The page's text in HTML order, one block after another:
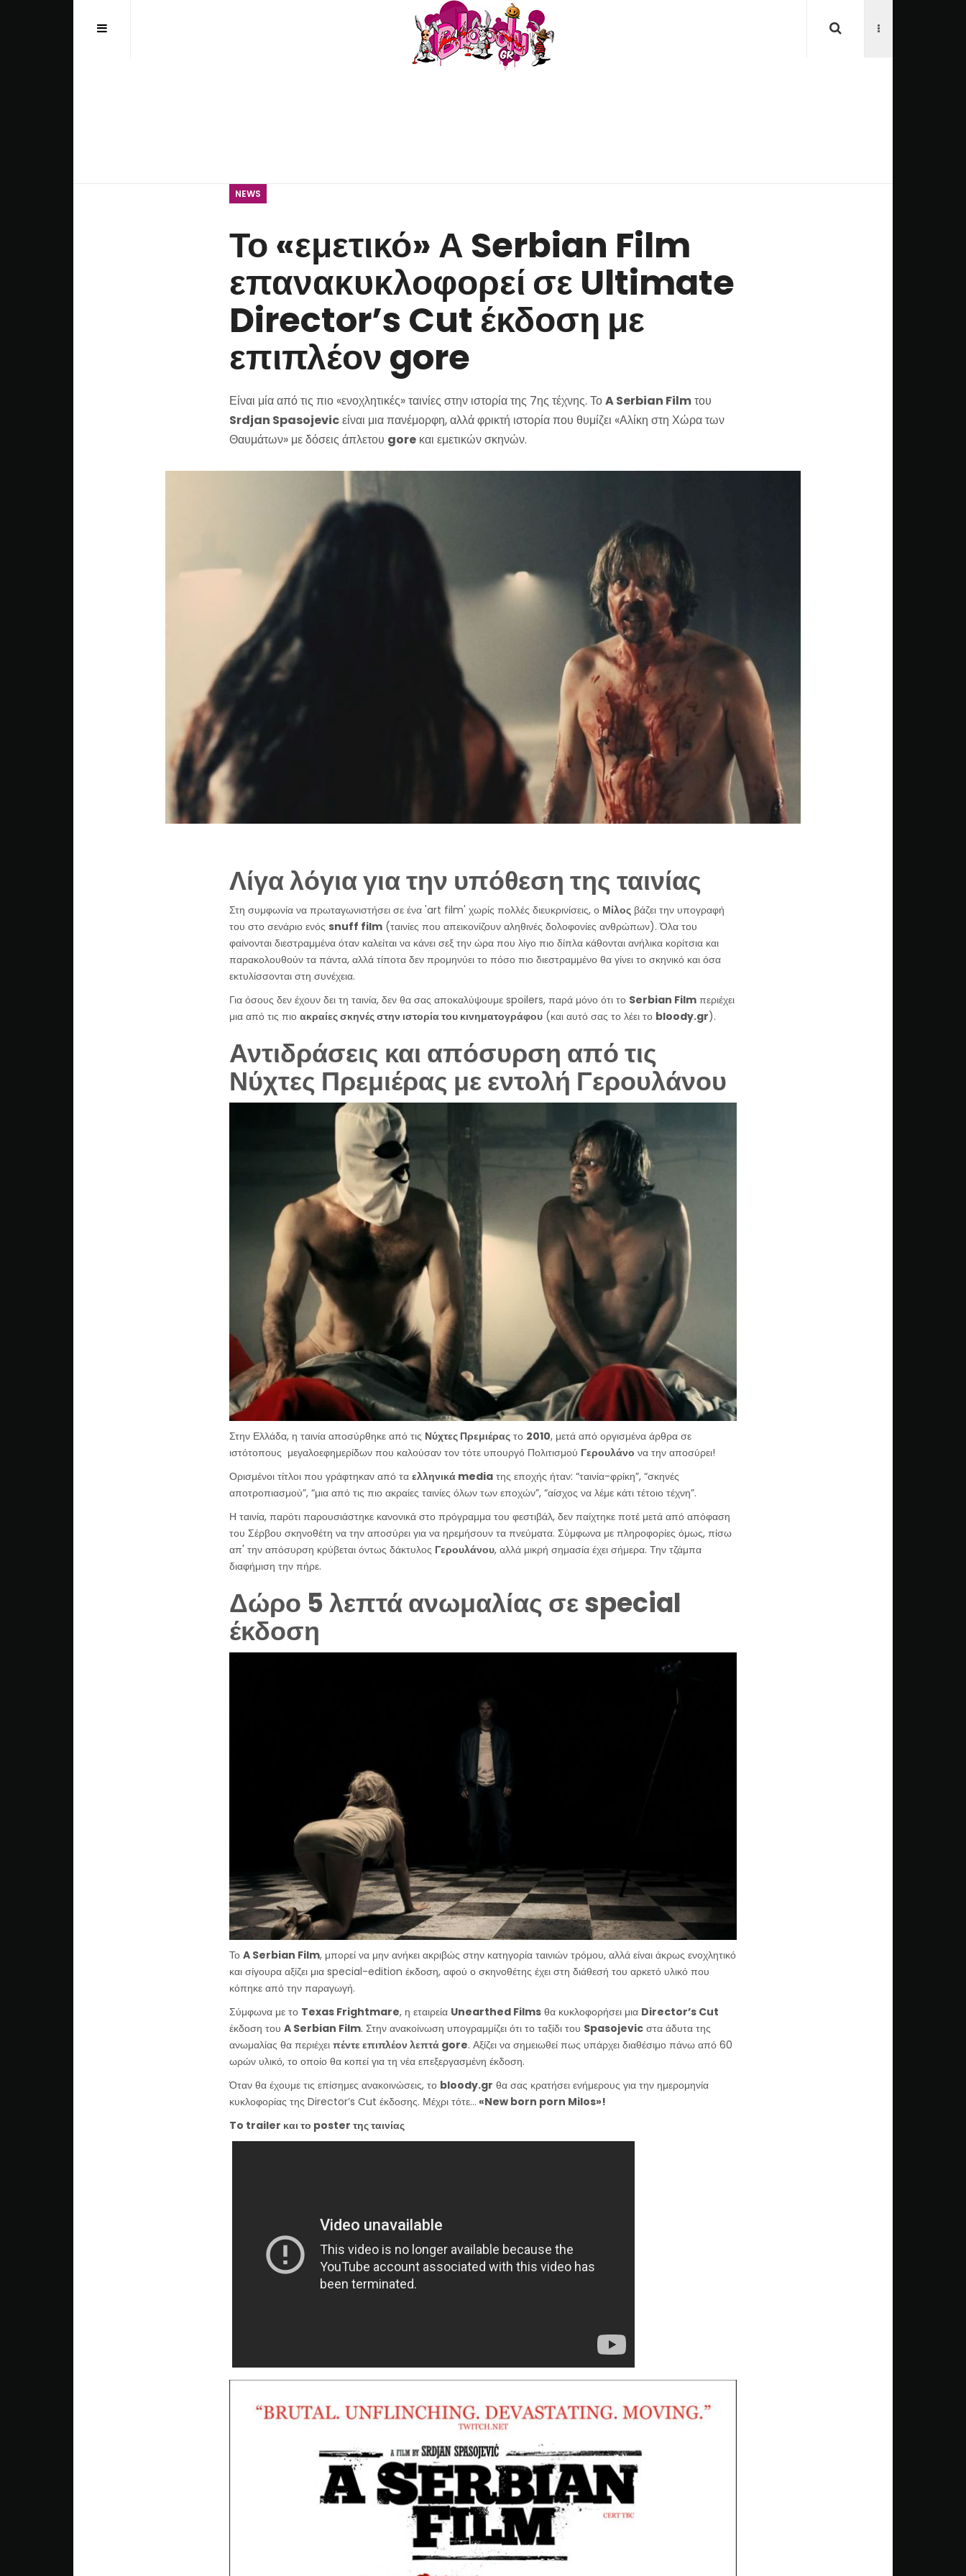
NEWS
Το «εμετικό» Α Serbian Film
επανακυκλοφορεί σε Ultimate
Director’s Cut έκδοση με
επιπλέον gore
Είναι μία από τις πιο «ενοχλητικές» ταινίες στην ιστορία της 7ης τέχνης. ΤοA Serbian Filmτου
Srdjan Spasojevicείναι μια πανέμορφη, αλλά φρικτή ιστορία που θυμίζει «Αλίκη στη Χώρα των
Θαυμάτων» με δόσεις άπλετου goreκαι εμετικών σκηνών.
Λίγα λόγια για την υπόθεση της ταινίας
Στη συμφωνία να πρωταγωνιστήσει σε ένα 'art film' χωρίς πολλές διευκρινίσεις, ο Μίλοςβάζει την υπογραφή
του στο σενάριο ενός snuff film(ταινίες που απεικονίζουν αληθινές δολοφονίες ανθρώπων). Όλα του
φαίνονται διεστραμμένα όταν καλείται να κάνει σεξ την ώρα που λίγο πιο δίπλα κάθονται ανήλικα κορίτσια και
παρακολουθούν τα πάντα, αλλά τίποτα δεν προμηνύει το πόσο πιο διεστραμμένο θα γίνει το σκηνικό και όσα
εκτυλίσσονται στη συνέχεια.
Για όσους δεν έχουν δει τη ταινία, δεν θα σας αποκαλύψουμε spoilers, παρά μόνο ότι το Serbian Filmπεριέχει
μια από τις πιο ακραίες σκηνές στην ιστορία του κινηματογράφου(και αυτό σας το λέει το bloody.gr).
Αντιδράσεις και απόσυρση από τις
Νύχτες Πρεμιέρας με εντολή Γερουλάνου
Στην Ελλάδα, η ταινία αποσύρθηκε από τις Νύχτες Πρεμιέραςτο 2010, μετά από οργισμένα άρθρα σε
ιστότοπους μεγαλοεφημερίδων που καλούσαν τον τότε υπουργό Πολιτισμού Γερουλάνο να την αποσύρει!
Ορισμένοι τίτλοι που γράφτηκαν από τα ελληνικά mediaτης εποχής ήταν: “ταινία-φρίκη”, “σκηνές
αποτροπιασμού”, “μια από τις πιο ακραίες ταινίες όλων των εποχών”, “αίσχος να λέμε κάτι τέτοιο τέχνη”.
Η ταινία, παρότι παρουσιάστηκε κανονικά στο πρόγραμμα του φεστιβάλ, δεν παίχτηκε ποτέ μετά από απόφαση
του Σέρβου σκηνοθέτη να την αποσύρει για να ηρεμήσουν τα πνεύματα. Σύμφωνα με πληροφορίες όμως, πίσω
απ' την απόσυρση κρύβεται όντως δάκτυλος Γερουλάνου, αλλά μικρή σημασία έχει σήμερα. Την τζάμπα
διαφήμιση την πήρε.
Δώρο 5 λεπτά ανωμαλίας σε special
έκδοση
Το A Serbian Film, μπορεί να μην ανήκει ακριβώς στην κατηγορία ταινιών τρόμου, αλλά είναι άκρως ενοχλητικό
και σίγουρα αξίζει μια special-edition έκδοση, αφού ο σκηνοθέτης έχει στη διάθεσή του αρκετό υλικό που
κόπηκε από την παραγωγή.
Σύμφωνα με το Texas Frightmare, η εταιρεία Unearthed Filmsθα κυκλοφορήσει μια Director’s Cut
έκδοση του A Serbian Film. Στην ανακοίνωση υπογραμμίζει ότι το ταξίδι του Spasojevicστα άδυτα της
ανωμαλίας θα περιέχει πέντε επιπλέον λεπτά gore. Αξίζει να σημειωθεί πως υπάρχει διαθέσιμο πάνω από 60
ωρών υλικό, το οποίο θα κοπεί για τη νέα επεξεργασμένη έκδοση.
Όταν θα έχουμε τις επίσημες ανακοινώσεις, το bloody.gr θα σας κρατήσει ενήμερους για την ημερομηνία
κυκλοφορίας της Director’s Cut έκδοσης. Μέχρι τότε… «New born porn Milos»!
To trailer και το poster της ταινίας